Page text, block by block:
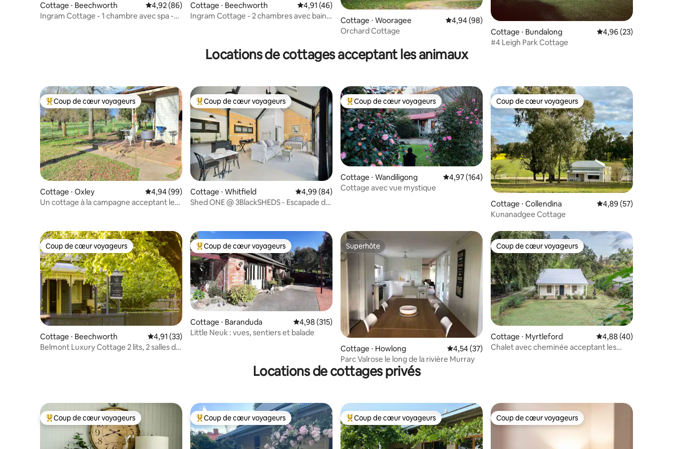
Cottage ⋅ Beechworth Évaluation moyenne sur la base de 86 commentaires : 4,92 sur 5
4,92 (86)
Ingram Cottage - 1 chambre avec spa -
Cottage ⋅ Beechworth Évaluation moyenne sur la base de 46 commentaires : 4,91 sur 5
4,91 (46)
Ingram Cottage - 2 chambres avec bain à
Cottage ⋅ Wooragee Évaluation moyenne sur la base de 98 commentaires : 4,94 sur 5
4,94 (98)
Orchard Cottage
Cottage ⋅ Bundalong Évaluation moyenne
4,96 (23)
#4 Leigh Park Cottage
Locations de cottages acceptant les animaux
Coups de cœur voyageurs les plus appréciés
Coup de cœur voyageurs
Cottage ⋅ Oxley Évaluation moyenne sur la base de 99 commentaires : 4,94 sur 5
4,94 (99)
Un cottage à la campagne acceptant les
Coups de cœur voyageurs les plus appréciés
Coup de cœur voyageurs
Cottage ⋅ Whitfield Évaluation moyenne sur la base de 84 commentaires : 4,99 sur 5
4,99 (84)
Shed ONE @ 3BlackSHEDS - Escapade de
Coups de cœur voyageurs les plus appréciés
Coup de cœur voyageurs
Cottage ⋅ Wandiligong Évaluation moyenne sur la base de 164 commentaires : 4,97 sur 5
4,97 (164)
Cottage avec vue mystique
Coup de cœur voyageurs
Coup de cœur voyageurs
Cottage ⋅ Collendina Évaluation moyenne
4,89 (57)
Kunanadgee Cottage
Coup de cœur voyageurs
Coup de cœur voyageurs
Cottage ⋅ Beechworth Évaluation moyenne sur la base de 33 commentaires : 4,91 sur 5
4,91 (33)
Belmont Luxury Cottage 2 lits, 2 salles de
Coups de cœur voyageurs les plus appréciés
Coup de cœur voyageurs
Cottage ⋅ Baranduda Évaluation moyenne sur la base de 315 commentaires : 4,98 sur 5
4,98 (315)
Little Neuk : vues, sentiers et balade
Superhôte
Superhôte
Cottage ⋅ Howlong Évaluation moyenne sur la base de 37 commentaires : 4,54 sur 5
4,54 (37)
Parc Valrose le long de la rivière Murray
Coup de cœur voyageurs
Coup de cœur voyageurs
Cottage ⋅ Myrtleford Évaluation moyenne
4,88 (40)
Chalet avec cheminée acceptant les
Locations de cottages privés
Coups de cœur voyageurs les plus appréciés
Coup de cœur voyageurs Coups de cœur voyageurs les plus appréciés
Coup de cœur voyageurs Coups de cœur voyageurs les plus appréciés
Coup de cœur voyageurs Coup de cœur voyageurs
Coup de cœur voyageurs